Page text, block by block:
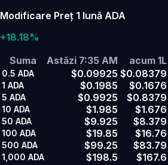
Modificare Preț 1 lună ADA
+18.18%
Suma
Astăzi 7:35 AM acum 1L
0.5 ADA $0.09925 $0.08379
1 ADA $0.1985 $0.1676
5 ADA $0.9925 $0.8379
10 ADA $1.985 $1.676
50 ADA $9.925 $8.379
100 ADA $19.85 $16.76
500 ADA $99.25 $83.79
1,000 ADA $198.5
$167.6